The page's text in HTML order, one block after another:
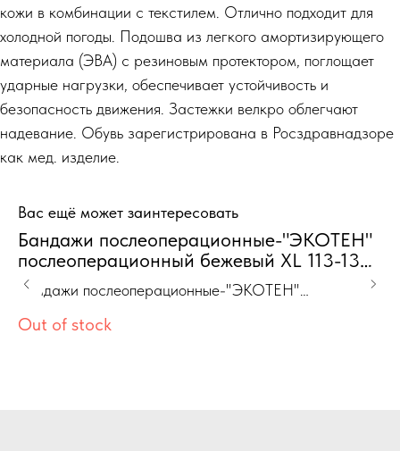
кожи в комбинации с текстилем. Отлично подходит для
холодной погоды. Подошва из легкого амортизирующего
материала (ЭВА) с резиновым протектором, поглощает
ударные нагрузки, обеспечивает устойчивость и
безопасность движения. Застежки велкро облегчают
надевание. Обувь зарегистрирована в Росздравнадзоре
как мед. изделие.
Вас ещё может заинтересовать
Бандажи послеоперационные-"ЭКОТЕН"
послеоперационный бежевый XL 113-130
см
Бандажи послеоперационные-"ЭКОТЕН"
послеоперационный бежевый XL 113-130 см
Out of stock